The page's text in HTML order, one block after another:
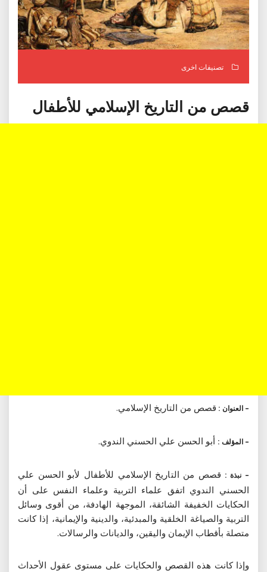
تصنيفات اخرى
قصص من التاريخ الإسلامي للأطفال
– العنوان : قصص من التاريخ الإسلامي.
– المؤلف : أبو الحسن علي الحسني الندوي.
– نبذة : قصص من التاريخ الإسلامي للأطفال لأبو الحسن علي
الحسني الندوي اتفق علماء التربية وعلماء النفس على أن
الحكايات الخفيفة الشائقة، الموجهة الهادفة، من أقوى وسائل
التربية والصياغة الخلقية والمبدئية، والدينية والإيمانية، إذا كانت
متصلة بأقطاب الإيمان واليقين، والديانات والرسالات.
وإذا كانت هذه القصص والحكايات على مستوى عقول الأحداث